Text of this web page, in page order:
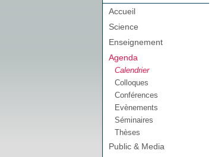
Accueil
Science
Enseignement
Agenda
Calendrier
Colloques
Conférences
Evènements
Séminaires
Thèses
Public & Media